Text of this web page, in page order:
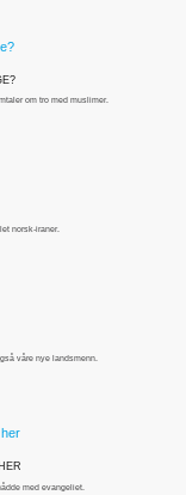
om tro med muslimer.
norsk-iraner.
våre nye landsmenn.
med evangeliet.